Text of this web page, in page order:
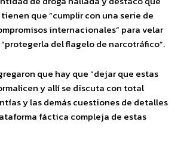
que “cumplir con una serie de
internacionales” para velar
del flagelo de narcotráfico”.
que hay que “dejar que estas
y allí se discuta con total
y las demás cuestiones de detalles
fáctica compleja de estas